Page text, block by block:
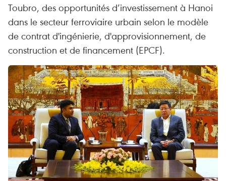
Toubro, des opportunités d’investissement à Hanoi
dans le secteur ferroviaire urbain selon le modèle
de contrat d'ingénierie, d'approvisionnement, de
construction et de financement (EPCF).​